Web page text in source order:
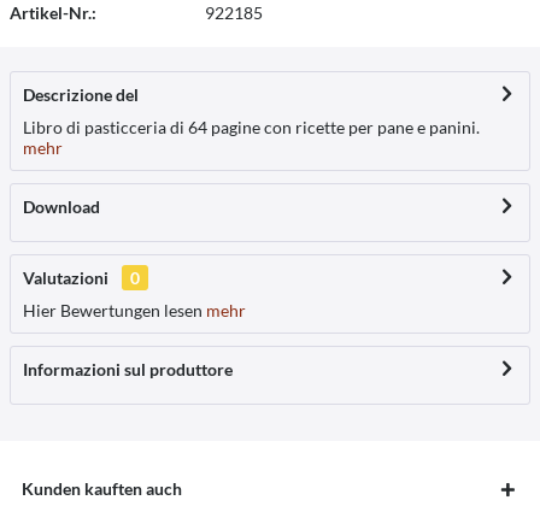
Artikel-Nr.: 922185
Descrizione del
Libro di pasticceria di 64 pagine con ricette per pane e panini.
mehr
Download
Valutazioni
0
Hier Bewertungen lesen mehr
Informazioni sul produttore
Kunden kauften auch